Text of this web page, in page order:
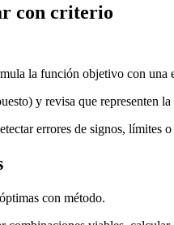
con criterio
la función objetivo con una
y revisa que representen
errores de signos, límites
con método.